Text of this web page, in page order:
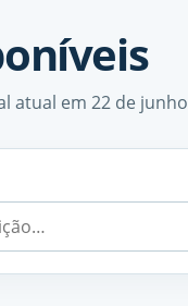
atual em 22 de